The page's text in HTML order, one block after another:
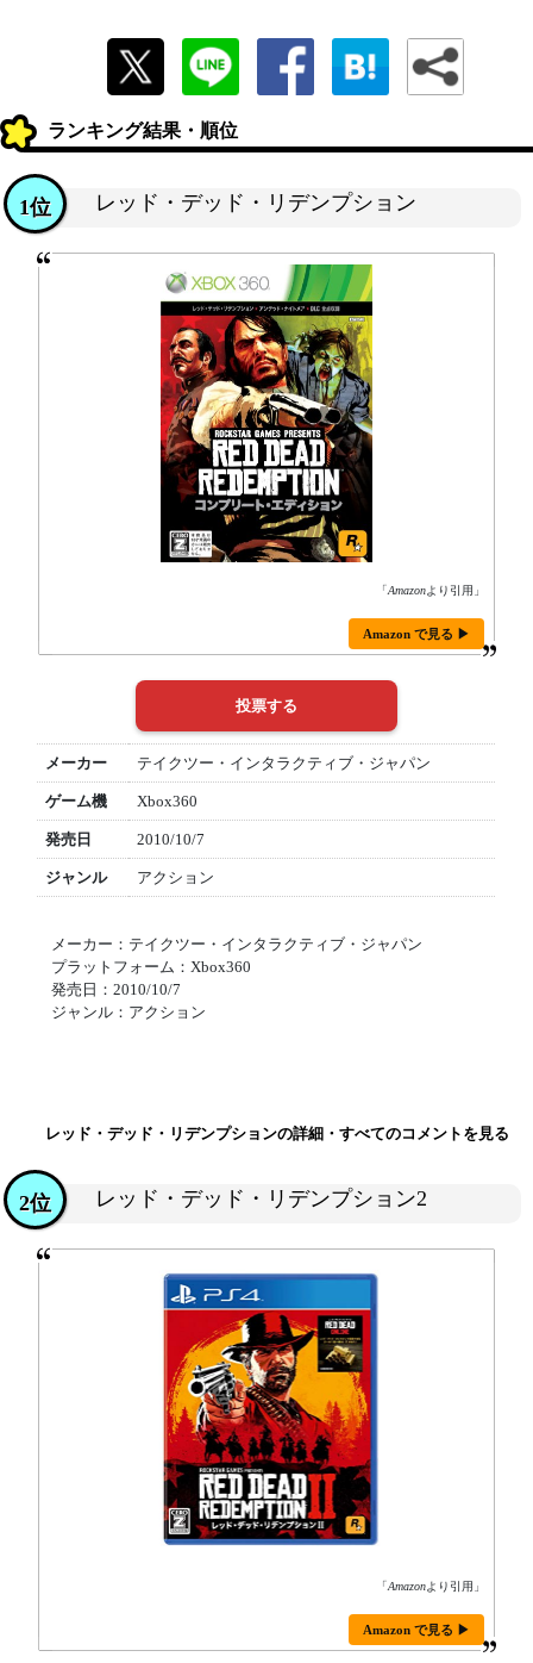
ランキング結果・順位
レッド・デッド・リデンプション
1位
「Amazonより引用」
Amazon で見る ▶
メーカー テイクツー・インタラクティブ・ジャパン
ゲーム機 Xbox360
発売日 2010/10/7
ジャンル アクション
メーカー：テイクツー・インタラクティブ・ジャパン
プラットフォーム：Xbox360
発売日：2010/10/7
ジャンル：アクション
レッド・デッド・リデンプションの詳細・すべてのコメントを見る
レッド・デッド・リデンプション2
2位
「Amazonより引用」
Amazon で見る ▶